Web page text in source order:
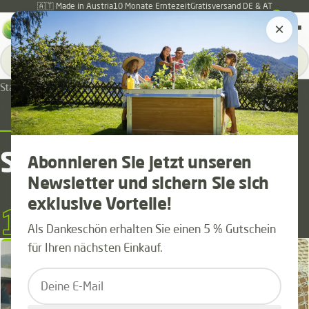
🇦🇹 Made in Austria10 Monate ErntezeitGratisversand DE & AT
0
Start /Schutzkomponenten
SORTIMENT
Schutzkomponenten
10 PRODUKTE
10 Produkte
×
Abonnieren Sie jetzt unseren
Newsletter und sichern Sie sich
exklusive Vorteile!
Als Dankeschön erhalten Sie einen 5 % Gutschein
für Ihren nächsten Einkauf.
Deine E-Mail